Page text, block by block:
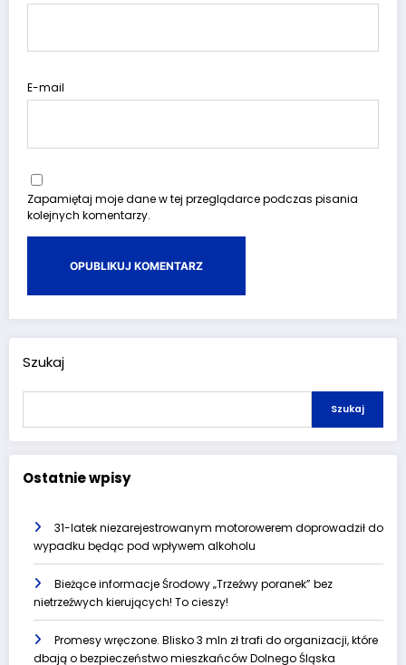
E-mail
Zapamiętaj moje dane w tej przeglądarce podczas pisania
kolejnych komentarzy.
Szukaj
Szukaj
Ostatnie wpisy
31-latek niezarejestrowanym motorowerem doprowadził do
wypadku będąc pod wpływem alkoholu
Bieżące informacje Środowy „Trzeźwy poranek” bez
nietrzeźwych kierujących! To cieszy!
Promesy wręczone. Blisko 3 mln zł trafi do organizacji, które
dbają o bezpieczeństwo mieszkańców Dolnego Śląska